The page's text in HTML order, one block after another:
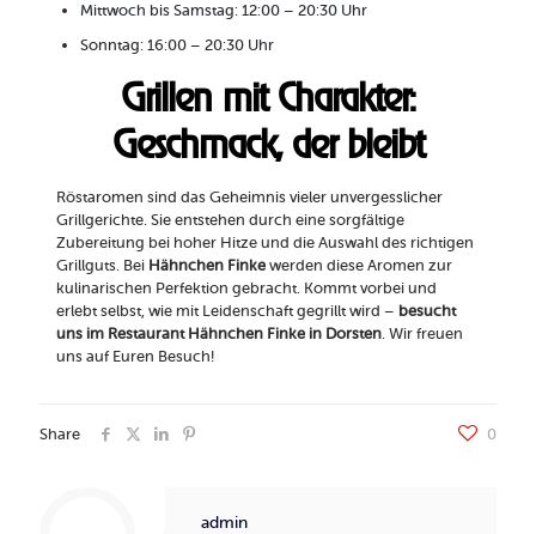
Mittwoch bis Samstag: 12:00 – 20:30 Uhr
Sonntag: 16:00 – 20:30 Uhr
Grillen mit Charakter:
Geschmack, der bleibt
Röstaromen sind das Geheimnis vieler unvergesslicher
Grillgerichte. Sie entstehen durch eine sorgfältige
Zubereitung bei hoher Hitze und die Auswahl des richtigen
Grillguts. Bei Hähnchen Finkewerden diese Aromen zur
kulinarischen Perfektion gebracht. Kommt vorbei und
erlebt selbst, wie mit Leidenschaft gegrillt wird – besucht
uns im Restaurant Hähnchen Finke in Dorsten. Wir freuen
uns auf Euren Besuch!
Share 0
admin